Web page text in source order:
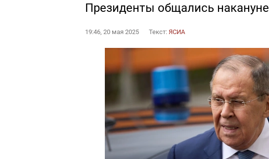
Президенты общались накануне
19:46, 20 мая 2025 Текст: ЯСИА